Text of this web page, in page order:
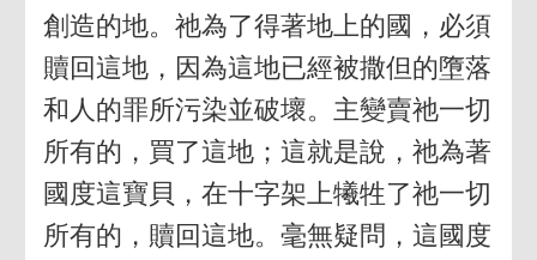
創造的地。祂為了得著地上的國，必須
贖回這地，因為這地已經被撒但的墮落
和人的罪所污染並破壞。主變賣祂一切
所有的，買了這地；這就是說，祂為著
國度這寶貝，在十字架上犧牲了祂一切
所有的，贖回這地。毫無疑問，這國度